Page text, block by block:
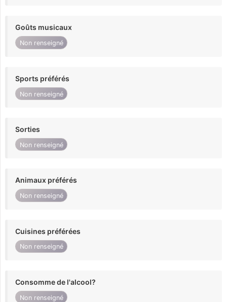
Goûts musicaux
Non renseigné
Sports préférés
Non renseigné
Sorties
Non renseigné
Animaux préférés
Non renseigné
Cuisines préférées
Non renseigné
Consomme de l'alcool?
Non renseigné